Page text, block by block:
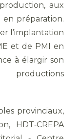
aux
préparation.
l’implantation
et de PMI en
à élargir son
provinciaux,
HDT‐CREPA